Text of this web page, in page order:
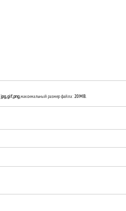
jpg, gif, png, максимальный размер файла:20MB.